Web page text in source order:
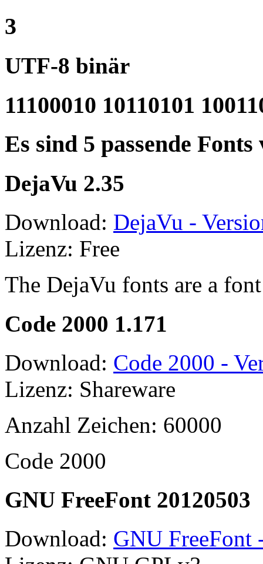
3
UTF-8 binär
11100010 10110101
Es sind 5 passende
DejaVu 2.35
Download: DejaVu -
Lizenz: Free
The DejaVu fonts are a
Code 2000 1.171
Download: Code 2000 -
Lizenz: Shareware
Anzahl Zeichen: 60000
Code 2000
GNU FreeFont 20120503
Download: GNU FreeFont